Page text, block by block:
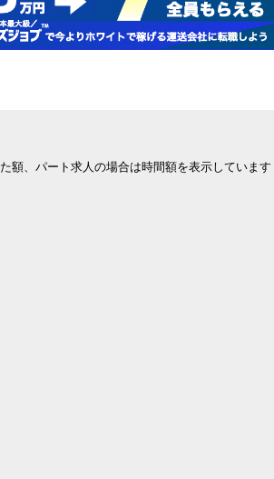
額、パート求人の場合は時間額を表示しています